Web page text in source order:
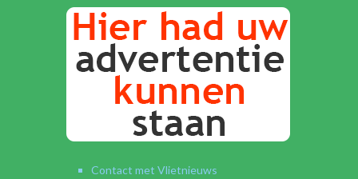
Contact met Vlietnieuws